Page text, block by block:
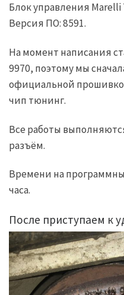
Блок управления Marelli
Версия ПО: 8591.
На момент написания
9970, поэтому мы
официальной
чип тюнинг.
Все работы
разъём.
Времени на
часа.
После приступаем к